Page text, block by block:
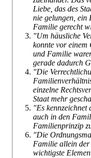
Liebe, das des
nie gelungen, ein
Familie gerecht
"Um häusliche
konnte vor einem
und Familie
gerade dadurch
"Die
einzelne
Staat mehr
"Es kennzeichnet
auch in den
Familienprinzip
"Die
Familie allein
wichtigste